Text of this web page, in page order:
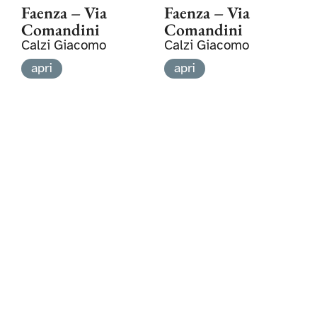
Faenza – Via
Comandini
Calzi Giacomo
apri
Faenza – Via
Comandini
Calzi Giacomo
apri